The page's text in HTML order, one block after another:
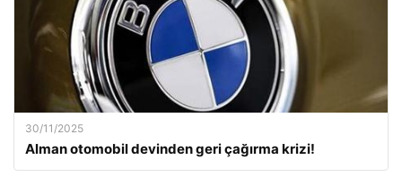
30/11/2025
Alman otomobil devinden geri çağırma krizi!